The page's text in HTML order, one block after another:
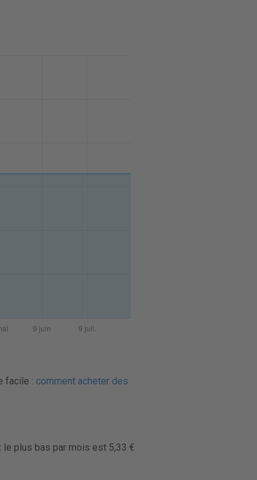
facile : comment acheter des
plus bas par mois est 5,33 €